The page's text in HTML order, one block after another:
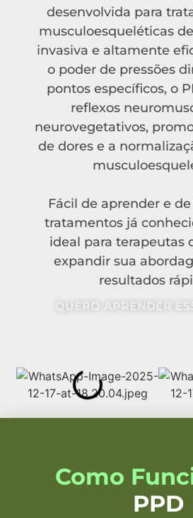
desenvolvida para
musculoesqueléticas
invasiva e altamente
o poder de pressões
pontos específicos, o
reflexos
neurovegetativos,
de dores e a
Fácil de aprender e
tratamentos já
ideal para terapeutas
expandir sua
resultados
QUERO APRENDER
Como
PPD